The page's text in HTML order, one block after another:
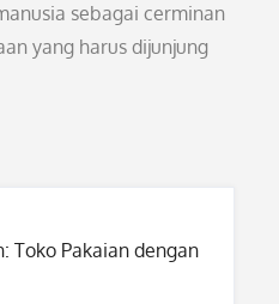
sebagai cerminan
yang harus dijunjung
Toko Pakaian dengan